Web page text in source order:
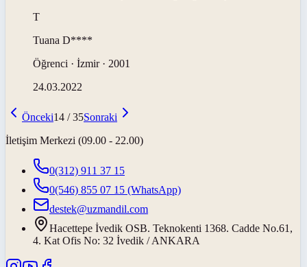
T
Tuana D****
Öğrenci · İzmir · 2001
24.03.2022
Önceki14 /35Sonraki
İletişim Merkezi (09.00 - 22.00)
0(312) 911 37 15
0(546) 855 07 15 (WhatsApp)
destek@uzmandil.com
Hacettepe İvedik OSB. Teknokenti 1368. Cadde No.61,
4. Kat Ofis No: 32 İvedik / ANKARA